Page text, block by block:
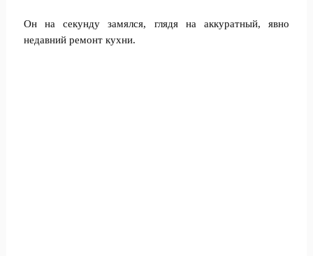
Он на секунду замялся, глядя на аккуратный, явно
недавний ремонт кухни.